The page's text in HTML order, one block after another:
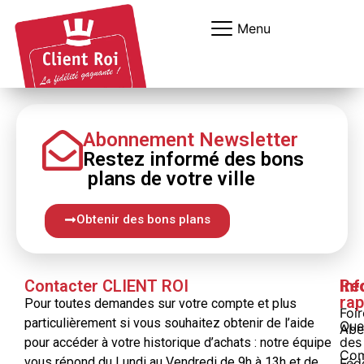
Menu
Abonnement Newsletter
Restez informé des bons
plans de votre ville
Obtenir des bons plans
Contacter CLIENT ROI
Pour toutes demandes sur votre compte et plus
particulièrement si vous souhaitez obtenir de l’aide
pour accéder à votre historique d’achats : notre équipe des
Panneau de gestion des cookies